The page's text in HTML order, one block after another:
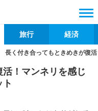
旅行 経済
長く付き合ってもときめきが復
！マンネリを感じ